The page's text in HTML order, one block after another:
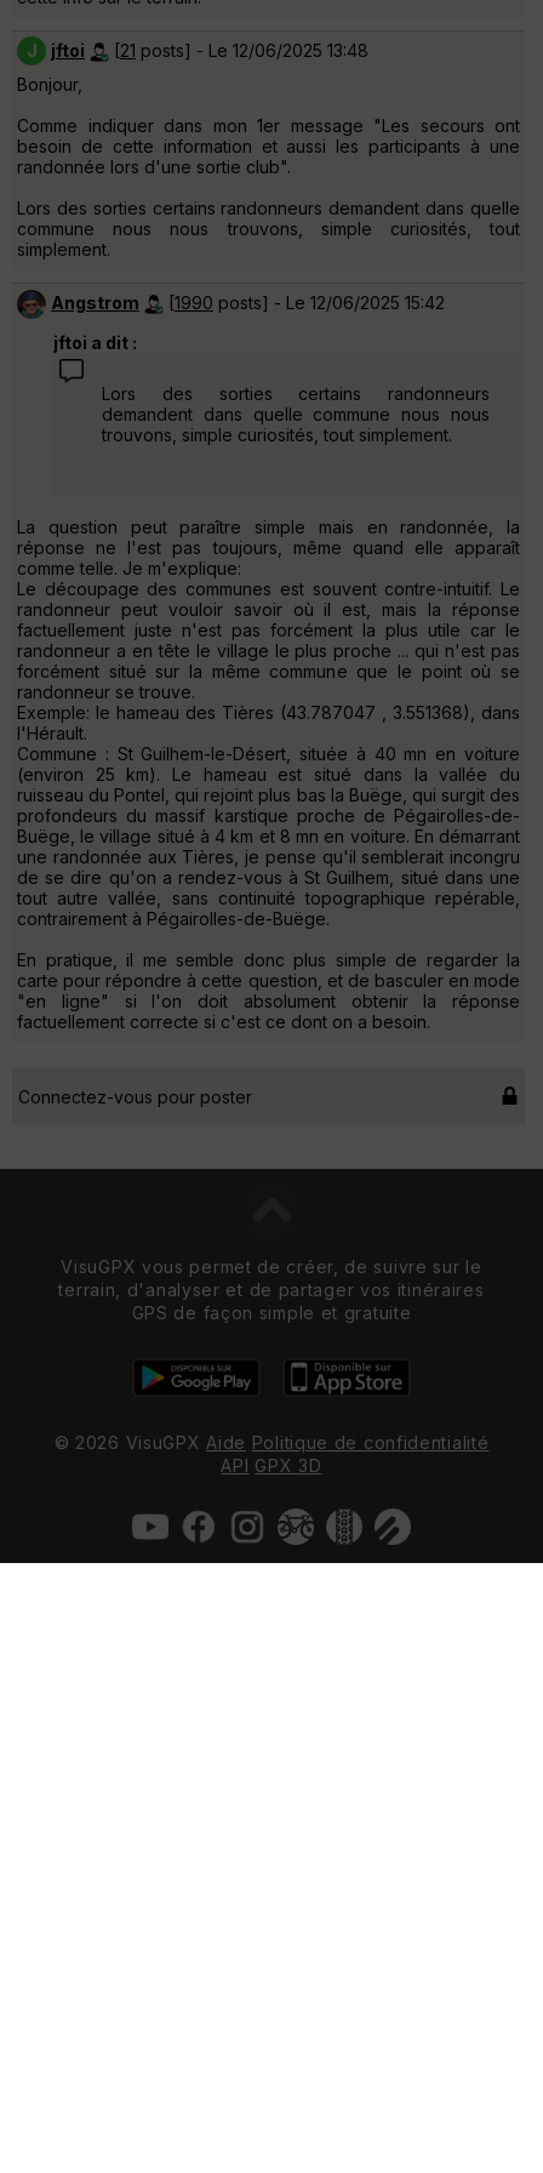
J jftoi [21 posts] - Le 12/06/2025 13:48
Bonjour,
Comme indiquer dans mon 1er message "Les secours ont
besoin de cette information et aussi les participants à une
randonnée lors d'une sortie club".
Lors des sorties certains randonneurs demandent dans quelle
commune nous nous trouvons, simple curiosités, tout
simplement.
Angstrom [1990 posts] - Le 12/06/2025 15:42
jftoi a dit :
Lors des sorties certains randonneurs
demandent dans quelle commune nous nous
trouvons, simple curiosités, tout simplement.
La question peut paraître simple mais en randonnée, la
réponse ne l'est pas toujours, même quand elle apparaît
comme telle. Je m'explique:
Le découpage des communes est souvent contre-intuitif. Le
randonneur peut vouloir savoir où il est, mais la réponse
factuellement juste n'est pas forcément la plus utile car le
randonneur a en tête le village le plus proche ... qui n'est pas
forcément situé sur la même commune que le point où se
randonneur se trouve.
Exemple: le hameau des Tières (43.787047 , 3.551368), dans
l'Hérault.
Commune : St Guilhem-le-Désert, située à 40 mn en voiture
(environ 25 km). Le hameau est situé dans la vallée du
ruisseau du Pontel, qui rejoint plus bas la Buëge, qui surgit des
profondeurs du massif karstique proche de Pégairolles-de-
Buëge, le village situé à 4 km et 8 mn en voiture. En démarrant
une randonnée aux Tières, je pense qu'il semblerait incongru
de se dire qu'on a rendez-vous à St Guilhem, situé dans une
tout autre vallée, sans continuité topographique repérable,
contrairement à Pégairolles-de-Buëge.
En pratique, il me semble donc plus simple de regarder la
carte pour répondre à cette question, et de basculer en mode
"en ligne" si l'on doit absolument obtenir la réponse
factuellement correcte si c'est ce dont on a besoin.
Connectez-vous pour poster
VisuGPX vous permet de créer, de suivre sur le
terrain, d'analyser et de partager vos itinéraires
GPS de façon simple et gratuite
© 2026 VisuGPX Aide Politique de confidentialité
API GPX 3D